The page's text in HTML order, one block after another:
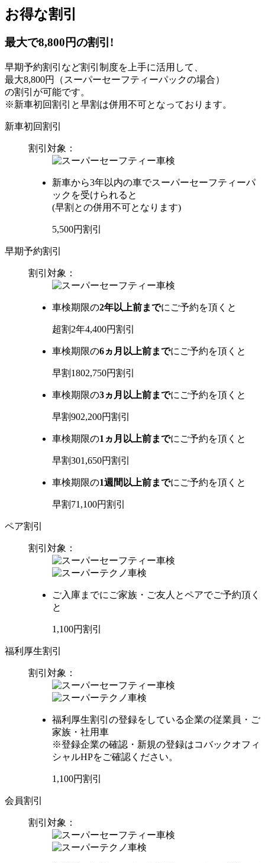
お得な割引
最大で8,800円の割引!
早期予約割引など割引制度を上手に活用して、
最大8,800円（スーパーセーフティーパックの場合）
の割引が可能です。
※新車初回割引と早割は併用不可となっております。
新車初回割引
割引対象：
新車から3年以内の車でスーパーセーフティーパ
ックを受けられると
(早割との併用不可となります)
5,500円割引
早期予約割引
割引対象：
車検期限の2年以上前までにご予約を頂くと
超割2年4,400円割引
車検期限の6ヵ月以上前までにご予約を頂くと
早割1802,750円割引
車検期限の3ヵ月以上前までにご予約を頂くと
早割902,200円割引
車検期限の1ヵ月以上前までにご予約を頂くと
早割301,650円割引
車検期限の1週間以上前までにご予約を頂くと
早割71,100円割引
ペア割引
割引対象：
ご入庫までにご家族・ご友人とペアでご予約頂く
と
1,100円割引
福利厚生割引
割引対象：
福利厚生割引の登録をしている企業の従業員・ご
家族・社用車
※登録企業の確認・新規の登録はコバックオフィ
シャルHPをご確認ください。
1,100円割引
会員割引
割引対象：